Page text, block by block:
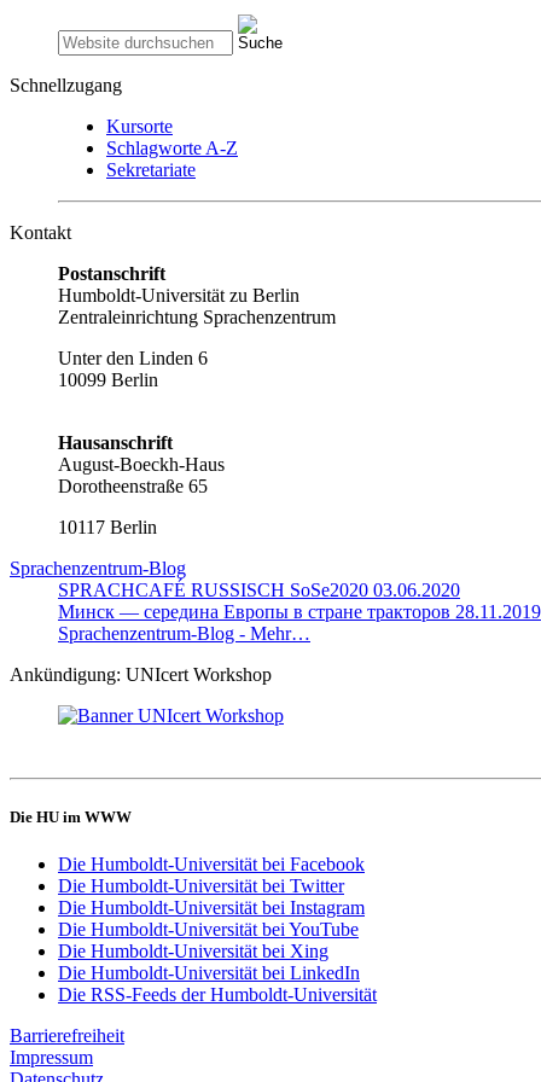
Schnellzugang
Kursorte
Schlagworte A-Z
Sekretariate
Kontakt
Postanschrift
Humboldt-Universität zu Berlin
Zentraleinrichtung Sprachenzentrum
Unter den Linden 6
10099 Berlin
Hausanschrift
August-Boeckh-Haus
Dorotheenstraße 65
10117 Berlin
Sprachenzentrum-Blog
SPRACHCAFÉ RUSSISCH SoSe2020 03.06.2020
Минск — середина Европы в стране тракторов 28.11.2019
Sprachenzentrum-Blog - Mehr…
Ankündigung: UNIcert Workshop
Die HU im WWW
Die Humboldt-Universität bei Facebook
Die Humboldt-Universität bei Twitter
Die Humboldt-Universität bei Instagram
Die Humboldt-Universität bei YouTube
Die Humboldt-Universität bei Xing
Die Humboldt-Universität bei LinkedIn
Die RSS-Feeds der Humboldt-Universität
Barrierefreiheit
Impressum